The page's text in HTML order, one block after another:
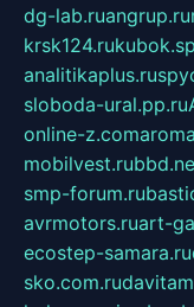
dg-lab.ruangrup.ru
krsk124.ru
analitikaplus.ru
sloboda-ural.pp.ru
online-z.com
mobilvest.ru
smp-forum.ru
avrmotors.ruart-
ecostep-samara.ru
sko.com.ru